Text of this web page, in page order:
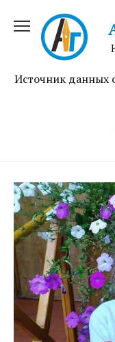
содержанию
Источник данных